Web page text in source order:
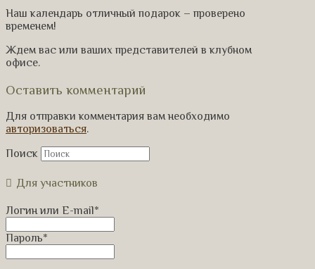
Наш календарь отличный подарок – проверено
временем!
Ждем вас или ваших представителей в клубном
офисе.
Оставить комментарий
Для отправки комментария вам необходимо
авторизоваться.
Поиск
Для участников
Логин или E-mail*
Пароль*